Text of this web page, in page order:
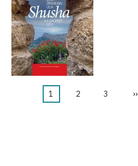
当
1
页
2
页
3
下
››